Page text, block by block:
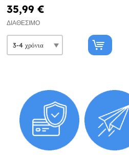
35,99 €
ΔΙΑΘΈΣΙΜΟ